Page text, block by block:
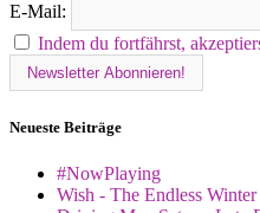
E-Mail:
Indem du fortfährst,
Neueste Beiträge
#NowPlaying
Wish - The Endless Winter